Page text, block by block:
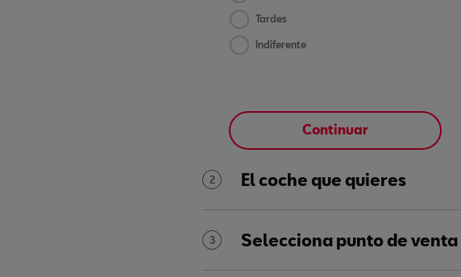
Tardes
Indiferente
Continuar
2 El coche que quieres
3 Selecciona punto de venta